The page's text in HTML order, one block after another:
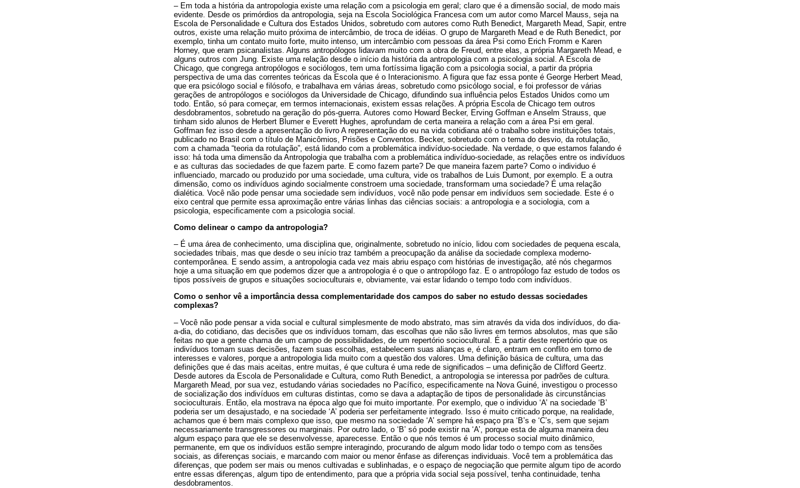
– Em toda a história da antropologia existe uma relação com a psicologia em geral; claro que é a dimensão social, de modo mais
evidente. Desde os primórdios da antropologia, seja na Escola Sociológica Francesa com um autor como Marcel Mauss, seja na
Escola de Personalidade e Cultura dos Estados Unidos, sobretudo com autores como Ruth Benedict, Margareth Mead, Sapir, entre
outros, existe uma relação muito próxima de intercâmbio, de troca de idéias. O grupo de Margareth Mead e de Ruth Benedict, por
exemplo, tinha um contato muito forte, muito intenso, um intercâmbio com pessoas da área Psi como Erich Fromm e Karen
Horney, que eram psicanalistas. Alguns antropólogos lidavam muito com a obra de Freud, entre elas, a própria Margareth Mead, e
alguns outros com Jung. Existe uma relação desde o início da história da antropologia com a psicologia social. A Escola de
Chicago, que congrega antropólogos e sociólogos, tem uma fortíssima ligação com a psicologia social, a partir da própria
perspectiva de uma das correntes teóricas da Escola que é o Interacionismo. A figura que faz essa ponte é George Herbert Mead,
que era psicólogo social e filósofo, e trabalhava em várias áreas, sobretudo como psicólogo social, e foi professor de várias
gerações de antropólogos e sociólogos da Universidade de Chicago, difundindo sua influência pelos Estados Unidos como um
todo. Então, só para começar, em termos internacionais, existem essas relações. A própria Escola de Chicago tem outros
desdobramentos, sobretudo na geração do pós-guerra. Autores como Howard Becker, Erving Goffman e Anselm Strauss, que
tinham sido alunos de Herbert Blumer e Everett Hughes, aprofundam de certa maneira a relação com a área Psi em geral.
Goffman fez isso desde a apresentação do livro A representação do eu na vida cotidiana até o trabalho sobre instituições totais,
publicado no Brasil com o título de Manicômios, Prisões e Conventos. Becker, sobretudo com o tema do desvio, da rotulação,
com a chamada “teoria da rotulação”, está lidando com a problemática indivíduo-sociedade. Na verdade, o que estamos falando é
isso: há toda uma dimensão da Antropologia que trabalha com a problemática indivíduo-sociedade, as relações entre os indivíduos
e as culturas das sociedades de que fazem parte. E como fazem parte? De que maneira fazem parte? Como o individuo é
influenciado, marcado ou produzido por uma sociedade, uma cultura, vide os trabalhos de Luis Dumont, por exemplo. E a outra
dimensão, como os indivíduos agindo socialmente constroem uma sociedade, transformam uma sociedade? É uma relação
dialética. Você não pode pensar uma sociedade sem indivíduos, você não pode pensar em indivíduos sem sociedade. Este é o
eixo central que permite essa aproximação entre várias linhas das ciências sociais: a antropologia e a sociologia, com a
psicologia, especificamente com a psicologia social.
Como delinear o campo da antropologia?
– É uma área de conhecimento, uma disciplina que, originalmente, sobretudo no início, lidou com sociedades de pequena escala,
sociedades tribais, mas que desde o seu início traz também a preocupação da análise da sociedade complexa moderno-
contemporânea. E sendo assim, a antropologia cada vez mais abriu espaço com histórias de investigação, até nós chegarmos
hoje a uma situação em que podemos dizer que a antropologia é o que o antropólogo faz. E o antropólogo faz estudo de todos os
tipos possíveis de grupos e situações socioculturais e, obviamente, vai estar lidando o tempo todo com indivíduos.
Como o senhor vê a importância dessa complementaridade dos campos do saber no estudo dessas sociedades
complexas?
– Você não pode pensar a vida social e cultural simplesmente de modo abstrato, mas sim através da vida dos indivíduos, do dia-
a-dia, do cotidiano, das decisões que os indivíduos tomam, das escolhas que não são livres em termos absolutos, mas que são
feitas no que a gente chama de um campo de possibilidades, de um repertório sociocultural. É a partir deste repertório que os
indivíduos tomam suas decisões, fazem suas escolhas, estabelecem suas alianças e, é claro, entram em conflito em torno de
interesses e valores, porque a antropologia lida muito com a questão dos valores. Uma definição básica de cultura, uma das
definições que é das mais aceitas, entre muitas, é que cultura é uma rede de significados – uma definição de Clifford Geertz.
Desde autores da Escola de Personalidade e Cultura, como Ruth Benedict, a antropologia se interessa por padrões de cultura.
Margareth Mead, por sua vez, estudando várias sociedades no Pacífico, especificamente na Nova Guiné, investigou o processo
de socialização dos indivíduos em culturas distintas, como se dava a adaptação de tipos de personalidade às circunstâncias
socioculturais. Então, ela mostrava na época algo que foi muito importante. Por exemplo, que o individuo ‘A’ na sociedade ‘B’
poderia ser um desajustado, e na sociedade ‘A’ poderia ser perfeitamente integrado. Isso é muito criticado porque, na realidade,
achamos que é bem mais complexo que isso, que mesmo na sociedade ‘A’ sempre há espaço pra ‘B’s e ‘C’s, sem que sejam
necessariamente transgressores ou marginais. Por outro lado, o ‘B’ só pode existir na ‘A’, porque esta de alguma maneira deu
algum espaço para que ele se desenvolvesse, aparecesse. Então o que nós temos é um processo social muito dinâmico,
permanente, em que os indivíduos estão sempre interagindo, procurando de algum modo lidar todo o tempo com as tensões
sociais, as diferenças sociais, e marcando com maior ou menor ênfase as diferenças individuais. Você tem a problemática das
diferenças, que podem ser mais ou menos cultivadas e sublinhadas, e o espaço de negociação que permite algum tipo de acordo
entre essas diferenças, algum tipo de entendimento, para que a própria vida social seja possível, tenha continuidade, tenha
desdobramentos.